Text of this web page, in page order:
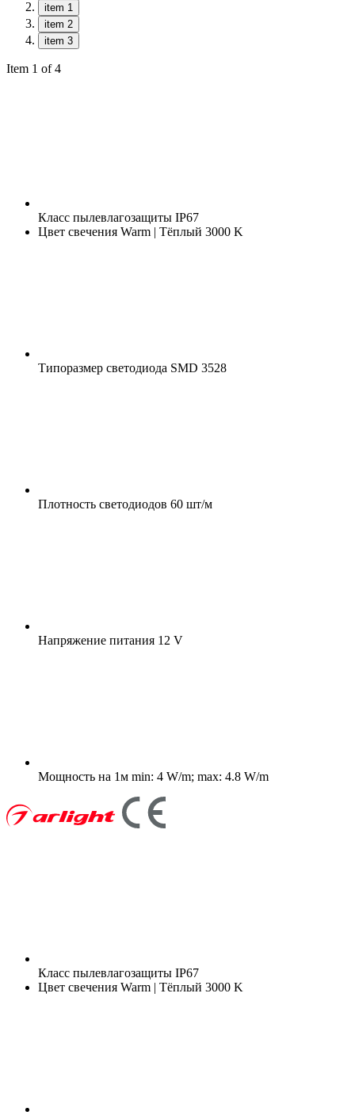
item 1
item 2
item 3
Item 1 of 4
Класс пылевлагозащиты IP67
Цвет свечения Warm | Тёплый 3000 K
Типоразмер светодиода SMD 3528
Плотность светодиодов 60 шт/м
Напряжение питания 12 V
Мощность на 1м min: 4 W/m; max: 4.8 W/m
Класс пылевлагозащиты IP67
Цвет свечения Warm | Тёплый 3000 K